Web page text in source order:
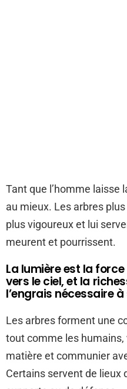
Tant que l’homme laisse
au mieux. Les arbres
plus vigoureux et lui
meurent et pourrissent.
La lumière est la
vers le ciel, et la
l’engrais nécessaire
Les arbres forment une
tout comme les
matière et communier
Certains servent de lieux